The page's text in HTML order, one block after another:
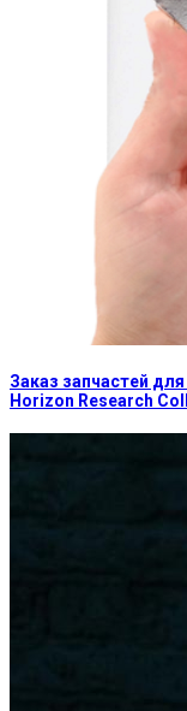
Заказ запчастей
Horizon Research